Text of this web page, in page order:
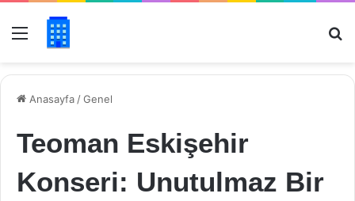
Menü
Anasayfa /Genel
Teoman Eskişehir
Konseri: Unutulmaz Bir